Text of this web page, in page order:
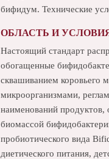
бифидум. Технические
ОБЛАСТЬ И
Настоящий стандарт
обогащенные
сквашиванием коровьего
микроорганизмами,
наименований
биомассой
пробиотического вида
диетического питания,